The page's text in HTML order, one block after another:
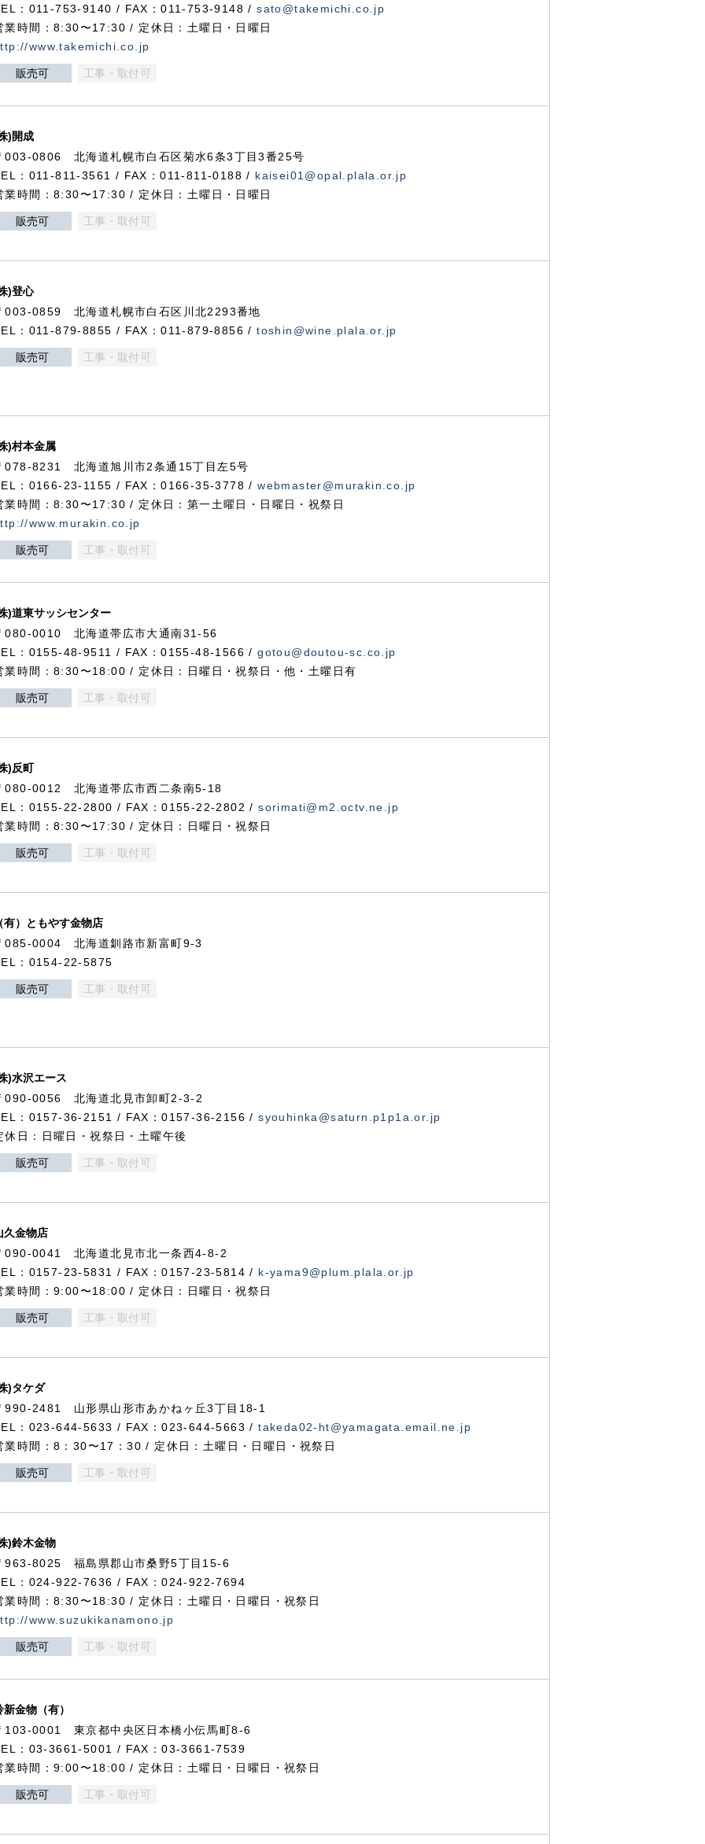
：011-753-9140 / FAX：011-753-9148 /sato@takemichi.co.jp
業時間：8:30〜17:30 / 定休日：土曜日・日曜日
www.takemichi.co.jp
販売可 工事・取付可
)開成
003-0806 北海道札幌市白石区菊水6条3丁目3番25号
：011-811-3561 / FAX：011-811-0188 / kaisei01@opal.plala.or.jp
業時間：8:30〜17:30 / 定休日：土曜日・日曜日
販売可 工事・取付可
)登心
003-0859 北海道札幌市白石区川北2293番地
：011-879-8855 / FAX：011-879-8856 /toshin@wine.plala.or.jp
販売可 工事・取付可
)村本金属
078-8231 北海道旭川市2条通15丁目左5号
：0166-23-1155 / FAX：0166-35-3778 /webmaster@murakin.co.jp
業時間：8:30〜17:30 / 定休日：第一土曜日・日曜日・祝祭日
www.murakin.co.jp
販売可 工事・取付可
)道東サッシセンター
080-0010 北海道帯広市大通南31-56
：0155-48-9511 / FAX：0155-48-1566 /gotou@doutou-sc.co.jp
業時間：8:30〜18:00 / 定休日：日曜日・祝祭日・他・土曜日有
販売可 工事・取付可
)反町
080-0012 北海道帯広市西二条南5-18
：0155-22-2800 / FAX：0155-22-2802 /sorimati@m2.octv.ne.jp
業時間：8:30〜17:30 / 定休日：日曜日・祝祭日
販売可 工事・取付可
有）ともやす金物店
085-0004 北海道釧路市新富町9-3
：0154-22-5875
販売可 工事・取付可
)水沢エース
090-0056 北海道北見市卸町2-3-2
：0157-36-2151 / FAX：0157-36-2156 /syouhinka@saturn.p1p1a.or.jp
休日：日曜日・祝祭日・土曜午後
販売可 工事・取付可
久金物店
090-0041 北海道北見市北一条西4-8-2
：0157-23-5831 / FAX：0157-23-5814 / k-yama9@plum.plala.or.jp
業時間：9:00〜18:00 / 定休日：日曜日・祝祭日
販売可 工事・取付可
)タケダ
990-2481 山形県山形市あかねヶ丘3丁目18-1
：023-644-5633 / FAX：023-644-5663 /takeda02-ht@yamagata.email.ne.jp
業時間：8：30〜17：30 / 定休日：土曜日・日曜日・祝祭日
販売可 工事・取付可
)鈴木金物
963-8025 福島県郡山市桑野5丁目15-6
：024-922-7636 / FAX：024-922-7694
業時間：8:30〜18:30 / 定休日：土曜日・日曜日・祝祭日
www.suzukikanamono.jp
販売可 工事・取付可
新金物（有）
103-0001 東京都中央区日本橋小伝馬町8-6
：03-3661-5001 / FAX：03-3661-7539
業時間：9:00〜18:00 / 定休日：土曜日・日曜日・祝祭日
販売可 工事・取付可